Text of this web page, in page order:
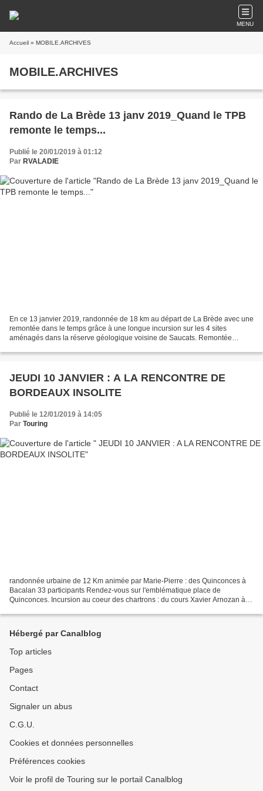
MENU
Accueil » MOBILE.ARCHIVES
MOBILE.ARCHIVES
Rando de La Brède 13 janv 2019_Quand le TPB
remonte le temps...
Publié le 20/01/2019 à 01:12
Par RVALADIE
En ce 13 janvier 2019, randonnée de 18 km au départ de La Brède avec une
remontée dans le temps grâce à une longue incursion sur les 4 sites
aménagés dans la réserve géologique voisine de Saucats. Remontée
JEUDI 10 JANVIER : A LA RENCONTRE DE
BORDEAUX INSOLITE
Publié le 12/01/2019 à 14:05
Par Touring
randonnée urbaine de 12 Km animée par Marie-Pierre : des Quinconces à
Bacalan 33 participants Rendez-vous sur l'emblématique place de
Quinconces. Incursion au coeur des chartrons : du cours Xavier Arnozan à la
Hébergé par Canalblog
Top articles
Pages
Contact
Signaler un abus
C.G.U.
Cookies et données personnelles
Préférences cookies
Voir le profil de Touring sur le portail Canalblog